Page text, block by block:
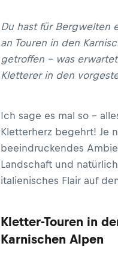
Du hast für Bergwelten
an Touren in den
getroffen – was
Kletterer in den
Ich sage es mal so –
Kletterherz begehrt! Je
beeindruckendes
Landschaft und
italienisches Flair auf
Kletter-Touren in
Karnischen Alpen